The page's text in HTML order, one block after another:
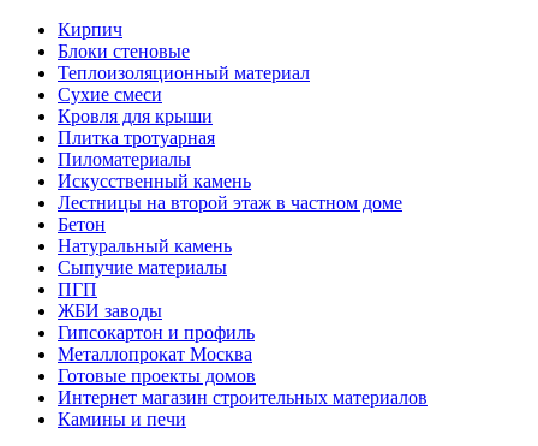
Кирпич
Блоки стеновые
Теплоизоляционный материал
Сухие смеси
Кровля для крыши
Плитка тротуарная
Пиломатериалы
Искусственный камень
Лестницы на второй этаж в частном доме
Бетон
Натуральный камень
Сыпучие материалы
ПГП
ЖБИ заводы
Гипсокартон и профиль
Металлопрокат Москва
Готовые проекты домов
Интернет магазин строительных материалов
Камины и печи